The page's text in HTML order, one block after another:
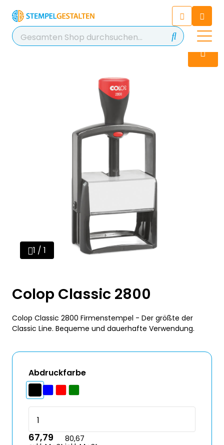
Chatten Sie 24/7 mit unserem
hilfreichen Chatbot
Kontakt
+49 2038 0480 403
1 / 1
Colop Classic 2800
Colop Classic 2800 Firmenstempel - Der größte der
Classic Line. Bequeme und dauerhafte Verwendung.
Abdruckfarbe
67,79
80,67